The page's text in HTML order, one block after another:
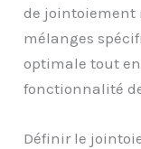
de jointoiement
mélanges
optimale tout
fonctionnalité
Définir le